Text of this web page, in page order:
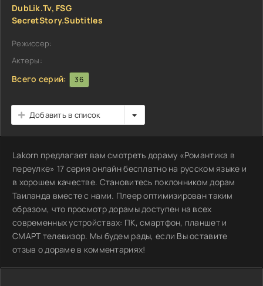
DubLik.Tv, FSG
SecretStory.Subtitles
Режиссер:
Актеры:
Всего серий: 36
Добавить в список
Lakorn предлагает вам смотреть дораму «Романтика в
переулке» 17 серия онлайн бесплатно на русском языке и
в хорошем качестве. Становитесь поклонником дорам
Таиланда вместе с нами. Плеер оптимизирован таким
образом, что просмотр дорамы доступен на всех
современных устройствах: ПК, смартфон, планшет и
СМАРТ телевизор. Мы будем рады, если Вы оставите
отзыв о дораме в комментариях!